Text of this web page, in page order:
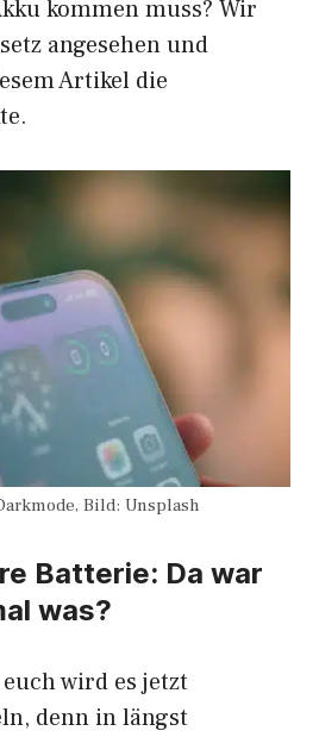
kommen muss? Wir
angesehen und
Artikel die
Bild: Unsplash
Batterie: Da war
was?
wird es jetzt
denn in längst